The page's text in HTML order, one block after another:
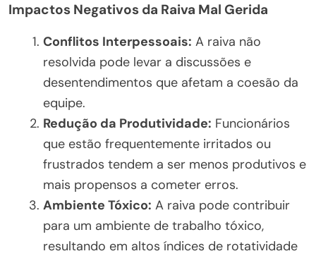
Impactos Negativos da Raiva Mal Gerida
Conflitos Interpessoais: A raiva não
resolvida pode levar a discussões e
desentendimentos que afetam a coesão da
equipe.
Redução da Produtividade: Funcionários
que estão frequentemente irritados ou
frustrados tendem a ser menos produtivos e
mais propensos a cometer erros.
Ambiente Tóxico: A raiva pode contribuir
para um ambiente de trabalho tóxico,
resultando em altos índices de rotatividade